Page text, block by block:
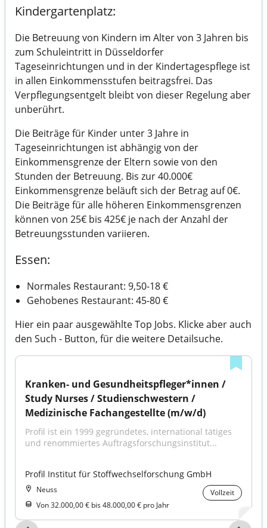
Kindergartenplatz:
Die Betreuung von Kindern im Alter von 3 Jahren bis
zum Schuleintritt in Düsseldorfer
Tageseinrichtungen und in der Kindertagespflege ist
in allen Einkommensstufen beitragsfrei. Das
Verpflegungsentgelt bleibt von dieser Regelung aber
unberührt.
Die Beiträge für Kinder unter 3 Jahre in
Tageseinrichtungen ist abhängig von der
Einkommensgrenze der Eltern sowie von den
Stunden der Betreuung. Bis zur 40.000€
Einkommensgrenze beläuft sich der Betrag auf 0€.
Die Beiträge für alle höheren Einkommensgrenzen
können von 25€ bis 425€ je nach der Anzahl der
Betreuungsstunden variieren.
Essen:
Normales Restaurant: 9,50-18 €
Gehobenes Restaurant: 45-80 €
Hier ein paar ausgewählte Top Jobs. Klicke aber auch
den Such - Button, für die weitere Detailsuche.
Kranken- und Gesundheitspfleger*innen /
Study Nurses / Studienschwestern /
Medizinische Fachangestellte (m/w/d)
Profil ist ein 1999 gegründetes, international tätiges
und renommiertes Auftragsforschungsinstitut...
Profil Institut für Stoffwechselforschung GmbH
Neuss
Vollzeit
Von 32.000,00 € bis 48.000,00 € pro Jahr